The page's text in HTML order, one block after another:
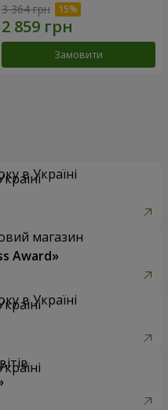
3 364 грн
Замовити
в Україні
магазин
Award»
в Україні